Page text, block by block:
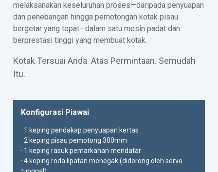
melaksanakan keseluruhan proses—daripada penyuapan
dan penebangan hingga pemotongan kotak pisau
bergetar yang tepat—dalam satu mesin padat dan
berprestasi tinggi yang membuat kotak.
Kotak Tersuai Anda. Atas Permintaan. Semudah
Itu.
Konfigurasi Piawai
· 1 keping pendakap penyuapan kertas
· 2 keping pisau pemotong 300mm
· 1 keping rasuk pemarkahan mendatar
· 4 keping roda lipatan menegak (didorong oleh servo